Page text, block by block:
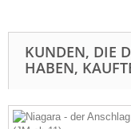
KUNDEN, DIE
HABEN,